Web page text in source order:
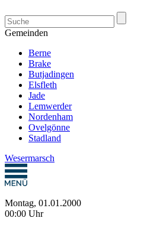
Gemeinden
Berne
Brake
Butjadingen
Elsfleth
Jade
Lemwerder
Nordenham
Ovelgönne
Stadland
Wesermarsch
Montag, 01.01.2000
00:00 Uhr